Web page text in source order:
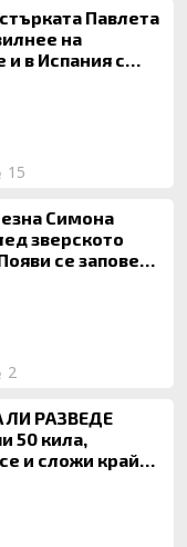
Павлета
на
в Испания с
15
Симона
зверското
се заповед
2
ЛИ РАЗВЕДЕ
50 кила,
и сложи край